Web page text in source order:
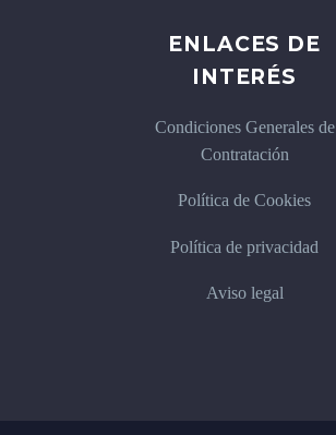
ENLACES DE
INTERÉS
Condiciones Generales de
Contratación
Política de Cookies
Política de privacidad
Aviso legal